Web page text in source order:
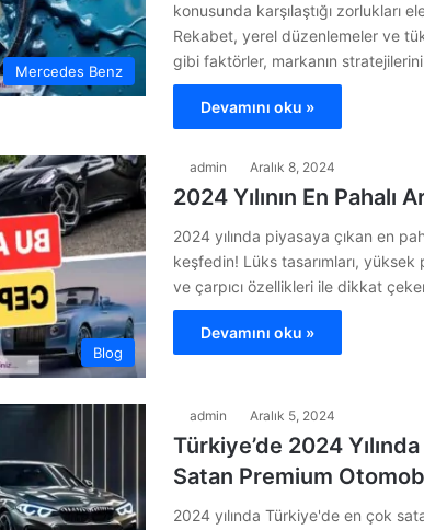
Mercedes Benz
konusunda karşılaştığı zorlukları
Rekabet, yerel düzenlemeler ve
gibi faktörler, markanın
Devamını oku »
Blog
admin Aralık 8, 2024
2024 Yılının En Pahalı
2024 yılında piyasaya çıkan en
keşfedin! Lüks tasarımları, yüksek
ve çarpıcı özellikleri ile dikkat
Devamını oku »
admin Aralık 5, 2024
Türkiye’de 2024
Satan Premium
2024 yılında Türkiye'de en çok